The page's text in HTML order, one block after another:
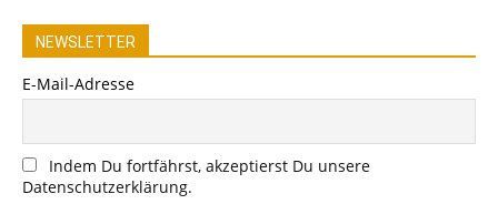
NEWSLETTER
E-Mail-Adresse
Indem Du fortfährst, akzeptierst Du unsere
Datenschutzerklärung.